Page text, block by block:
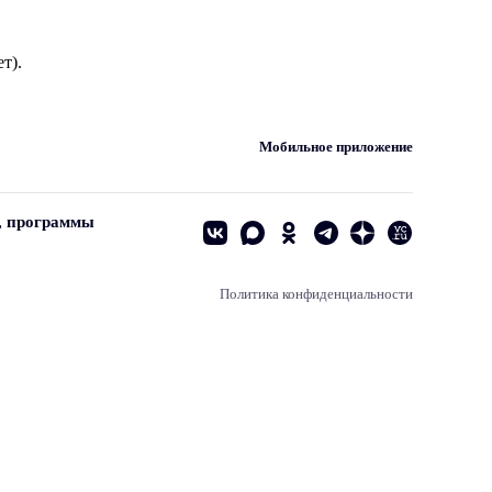
Мобильное приложение
программы
Политика конфиденциальности